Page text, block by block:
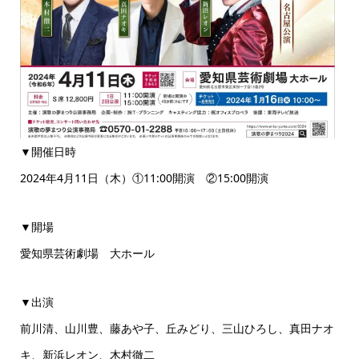
▼開催日時
2024年4月11日（木）①11:00開演 ②15:00開演
▼開場
愛知県芸術劇場 大ホール
▼出演
前川清、山川豊、藤あや子、丘みどり、三山ひろし、真田ナオ
キ、新浜レオン、木村徹二